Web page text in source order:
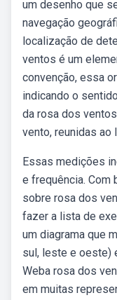
um desenho que
navegação
localização de
ventos é um
convenção, essa
indicando o
da rosa dos
vento, reunidas ao
Essas medições
e frequência. Com
sobre rosa dos
fazer a lista de
um diagrama que
sul, leste e oeste)
Weba rosa dos
em muitas